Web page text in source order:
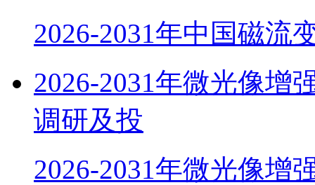
2026-2031年中国磁流
2026-2031年微光像增
调研及投
2026-2031年微光像增